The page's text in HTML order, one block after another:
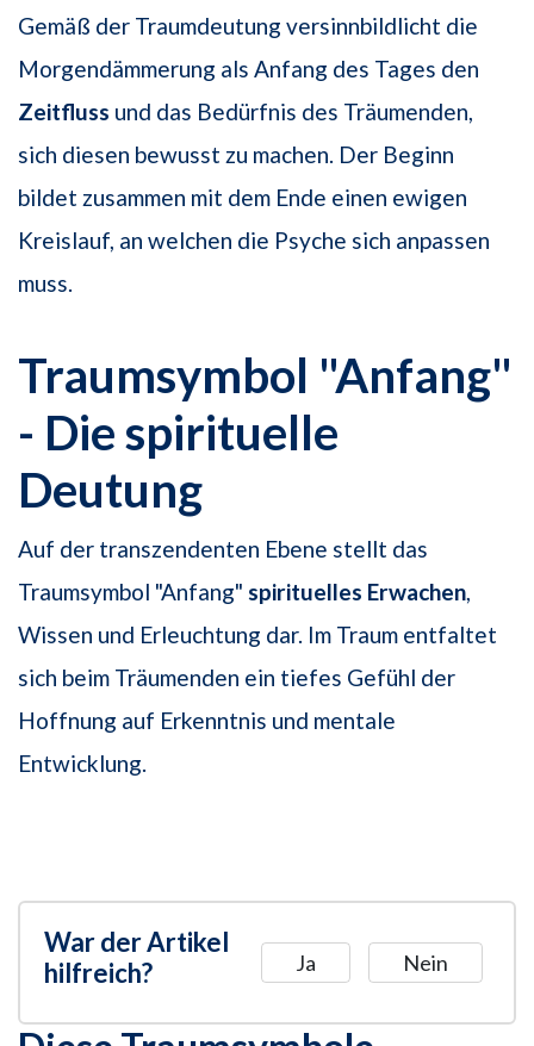
Gemäß der Traumdeutung versinnbildlicht die
Morgendämmerung als Anfang des Tages den
Zeitfluss und das Bedürfnis des Träumenden,
sich diesen bewusst zu machen. Der Beginn
bildet zusammen mit dem Ende einen ewigen
Kreislauf, an welchen die Psyche sich anpassen
muss.
Traumsymbol "Anfang"
- Die spirituelle
Deutung
Auf der transzendenten Ebene stellt das
Traumsymbol "Anfang" spirituelles Erwachen,
Wissen und Erleuchtung dar. Im Traum entfaltet
sich beim Träumenden ein tiefes Gefühl der
Hoffnung auf Erkenntnis und mentale
Entwicklung.
War der Artikel
hilfreich?
Ja Nein